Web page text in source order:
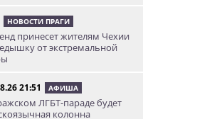
НОВОСТИ ПРАГИ
принесет жителям Чехии
от экстремальной
21:51 АФИША
ЛГБТ-параде будет
колонна